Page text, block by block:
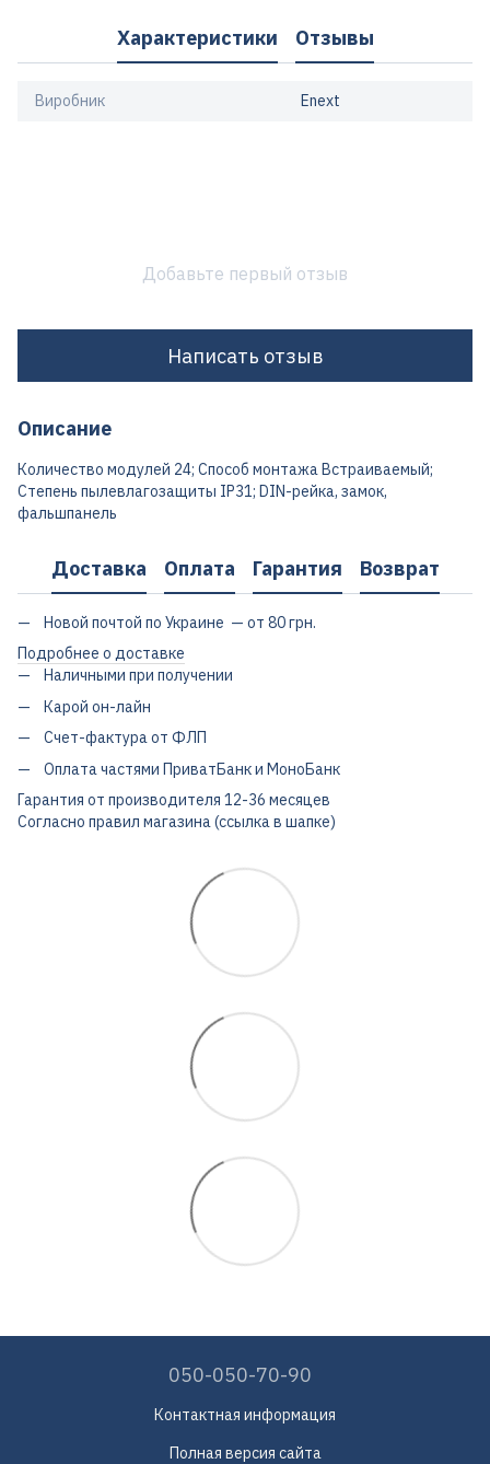
Характеристики Отзывы
Виробник Enext
Добавьте первый отзыв
Написать отзыв
Описание
Количество модулей 24; Способ монтажа Встраиваемый;
Степень пылевлагозащиты IP31; DIN-рейка, замок,
фальшпанель
Доставка Оплата Гарантия Возврат
Новой почтой по Украине — от 80 грн.
Подробнее о доставке
Наличными при получении
Карой он-лайн
Счет-фактура от ФЛП
Оплата частями ПриватБанк и МоноБанк
Гарантия от производителя 12-36 месяцев
Согласно правил магазина (ссылка в шапке)
050-050-70-90
Контактная информация
Полная версия сайта